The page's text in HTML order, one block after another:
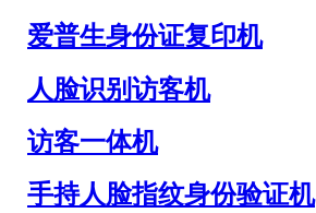
爱普生身份证复印机
人脸识别访客机
访客一体机
手持人脸指纹身份验证机